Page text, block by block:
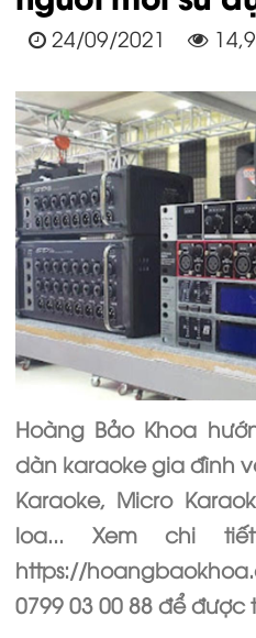
24/09/2021
Hoàng Bảo Khoa
dàn karaoke gia đình
Karaoke, Micro
loa... Xem chi
https://
0799 03 00 88 để được